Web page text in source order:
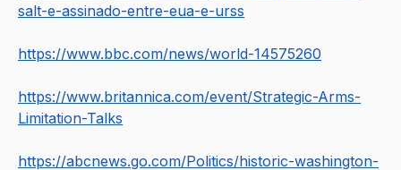
salt-e-assinado-entre-eua-e-urss
https://www.bbc.com/news/world-14575260
https://www.britannica.com/event/Strategic-Arms-
Limitation-Talks
https://abcnews.go.com/Politics/historic-washington-